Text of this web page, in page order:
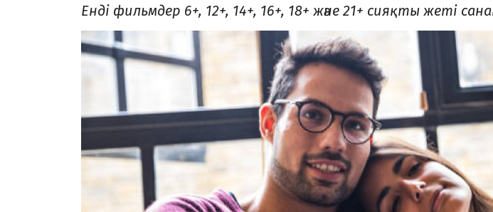
Енді фильмдер 6+, 12+, 14+, 16+, 18+ және 21+ сияқты жеті